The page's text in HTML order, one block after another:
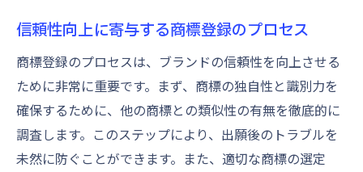
信頼性向上に寄与する商標登録のプロセス
商標登録のプロセスは、ブランドの信頼性を向上させる
ために非常に重要です。まず、商標の独自性と識別力を
確保するために、他の商標との類似性の有無を徹底的に
調査します。このステップにより、出願後のトラブルを
未然に防ぐことができます。また、適切な商標の選定